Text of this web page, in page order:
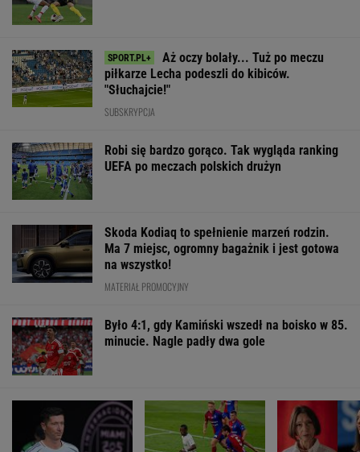
Aż oczy bolały... Tuż po meczu
piłkarze Lecha podeszli do kibiców.
"Słuchajcie!"
SUBSKRYPCJA
Robi się bardzo gorąco. Tak wygląda ranking
UEFA po meczach polskich drużyn
Skoda Kodiaq to spełnienie marzeń rodzin.
Ma 7 miejsc, ogromny bagażnik i jest gotowa
na wszystko!
MATERIAŁ PROMOCYJNY
Było 4:1, gdy Kamiński wszedł na boisko w 85.
minucie. Nagle padły dwa gole